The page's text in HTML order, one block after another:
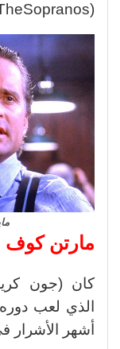
(TheSopranos).
مارتن كوف
كان (جون
الذي لعب
أشهر الأشرار